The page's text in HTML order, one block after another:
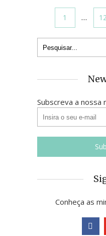
1 …
Subscreva a nossa
Conheça as